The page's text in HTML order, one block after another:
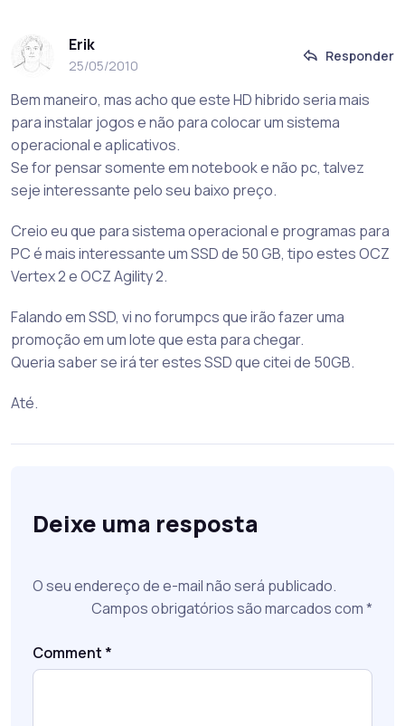
Erik
25/05/2010
Responder
Bem maneiro, mas acho que este HD hibrido seria mais
para instalar jogos e não para colocar um sistema
operacional e aplicativos.
Se for pensar somente em notebook e não pc, talvez
seje interessante pelo seu baixo preço.
Creio eu que para sistema operacional e programas para
PC é mais interessante um SSD de 50 GB, tipo estes OCZ
Vertex 2 e OCZ Agility 2.
Falando em SSD, vi no forumpcs que irão fazer uma
promoção em um lote que esta para chegar.
Queria saber se irá ter estes SSD que citei de 50GB.
Até.
Deixe uma resposta
O seu endereço de e-mail não será publicado.
Campos obrigatórios são marcados com*
Comment *